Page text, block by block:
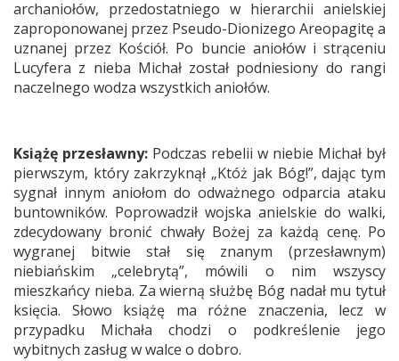
archaniołów, przedostatniego w hierarchii anielskiej
zaproponowanej przez Pseudo-Dionizego Areopagitę a
uznanej przez Kościół. Po buncie aniołów i strąceniu
Lucyfera z nieba Michał został podniesiony do rangi
naczelnego wodza wszystkich aniołów.
Książę przesławny: Podczas rebelii w niebie Michał był
pierwszym, który zakrzyknął „Któż jak Bóg!”, dając tym
sygnał innym aniołom do odważnego odparcia ataku
buntowników. Poprowadził wojska anielskie do walki,
zdecydowany bronić chwały Bożej za każdą cenę. Po
wygranej bitwie stał się znanym (przesławnym)
niebiańskim „celebrytą”, mówili o nim wszyscy
mieszkańcy nieba. Za wierną służbę Bóg nadał mu tytuł
księcia. Słowo książę ma różne znaczenia, lecz w
przypadku Michała chodzi o podkreślenie jego
wybitnych zasług w walce o dobro.